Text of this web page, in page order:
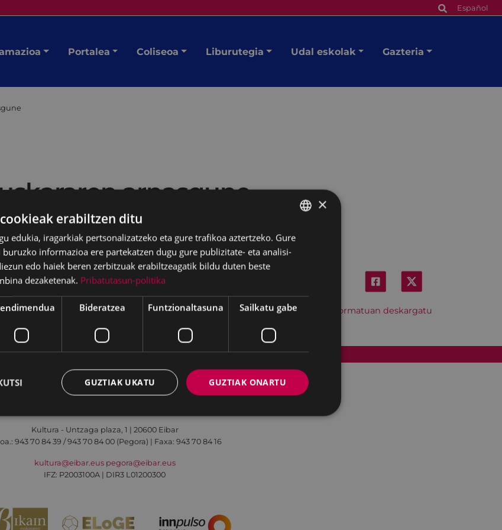
Español
Portalea Coliseoa Liburutegia Udal eskolak Gazteria
arnasgune
Hitzordu hau iCal formatuan deskargatu
antolatuta
bazkari
izatea
Kontaktua Lege-oharra Cookien politika
Kultura - Untzaga plaza, 1 | 20600 Eibar
943 70 84 39 / 943 70 84 00 (Pegora) | Faxa: 943 70 84 16
kultura@eibar.eus pegora@eibar.eus
IFZ: P2003100A | DIR3 L01200300
BASQUE
SPANISH
×
erabiltzen ditu
edukia, iragarkiak pertsonalizatzeko eta gure trafikoa aztertzeko. Gure
informazioa ere partekatzen dugu gure publizitate- eta analisi-
edo haiek beren zerbitzuak erabiltzeagatik bildu duten beste
dezaketenak. Pribatutasun-politika
Bideratzea Funtzionaltasuna Sailkatu gabe
GUZTIAK ONARTU
GUZTIAK UKATU